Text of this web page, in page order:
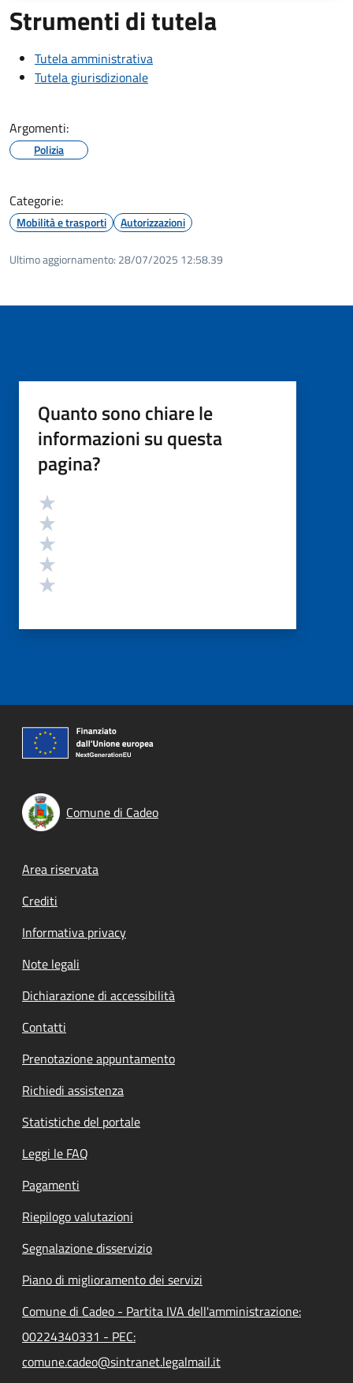
Strumenti di tutela
Tutela amministrativa
Tutela giurisdizionale
Argomenti:
Polizia
Categorie:
Mobilità e trasporti Autorizzazioni
Ultimo aggiornamento: 28/07/2025 12:58.39
Quanto sono chiare le
informazioni su questa
pagina?
Valutazione
Comune di Cadeo
Footer menu
Area riservata
Crediti
Informativa privacy
Note legali
Dichiarazione di accessibilità
Contatti
Prenotazione appuntamento
Richiedi assistenza
Statistiche del portale
Leggi le FAQ
Pagamenti
Riepilogo valutazioni
Segnalazione disservizio
Piano di miglioramento dei servizi
Comune di Cadeo - Partita IVA dell'amministrazione:
00224340331 - PEC:
comune.cadeo@sintranet.legalmail.it